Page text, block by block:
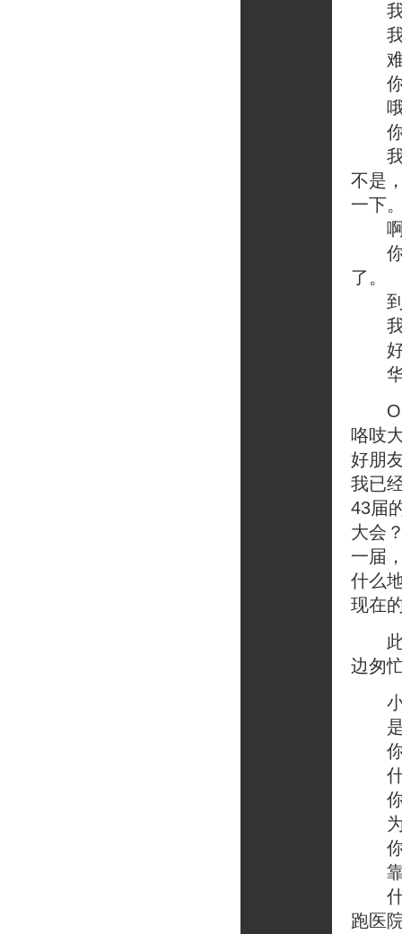
我
我
难
你
哦
你
我
不是
一下
啊
你
了。
到
我
好
华
OK
咯吱
好朋
我已
43届
大会
一届
什么
现在
此
边匆
小
是
你
什
你
为
你
靠
什
跑医